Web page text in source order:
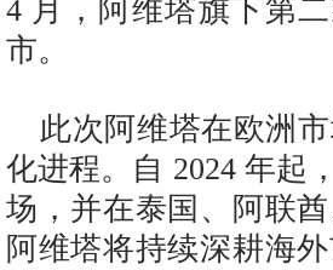
4 月，阿维塔旗下第
市。
此次阿维塔在欧洲
化进程。自 2024 年起
场，并在泰国、阿联
阿维塔将持续深耕海